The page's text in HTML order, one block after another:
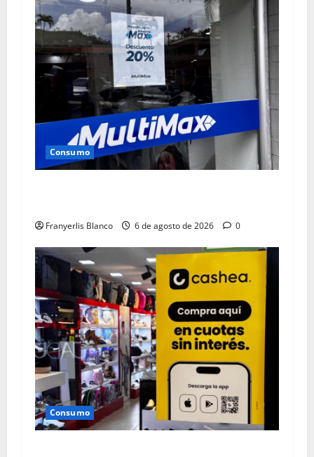
Consumo
Franyerlis Blanco 6 de agosto de 2026 0
Consumo